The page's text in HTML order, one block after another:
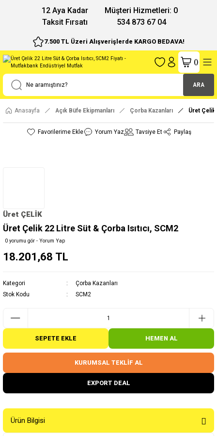
12 Aya Kadar
Taksit Fırsatı
Müşteri Hizmetleri: 0
534 873 67 04
7.500 TL Üzeri Alışverişlerde KARGO BEDAVA!
ARA
()
Anasayfa Açık Büfe Ekipmanları Çorba Kazanları Üret Çelik
Yorum Yaz Tavsiye Et Paylaş
Üret ÇELİK
Üret Çelik 22 Litre Süt & Çorba Isıtıcı, SCM2
0 yorumu gör - Yorum Yap
18.201,68 TL
Kategori
Çorba Kazanları
Stok Kodu
SCM2
SEPETE EKLE HEMEN AL
KURUMSAL TEKLİF AL
EXPORT DEAL
Ürün Bilgisi